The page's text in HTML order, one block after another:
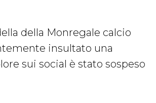
della Monregale calcio
insultato una
sui social è stato sospeso